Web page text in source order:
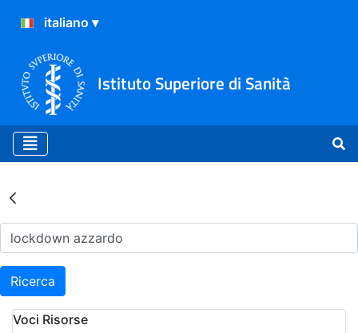
Istituto Superiore di Sanità
Risultati della Ricerca -
Ricerca
Voci Risorse